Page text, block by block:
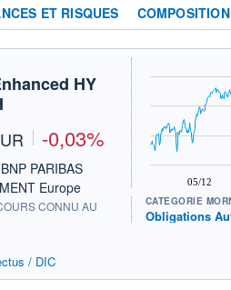
ET RISQUES COMPOSITION
HY
-0,03%
PARIBAS
Europe
CONNU AU
/ DIC
05/12
CATÉGORIE
Obligations